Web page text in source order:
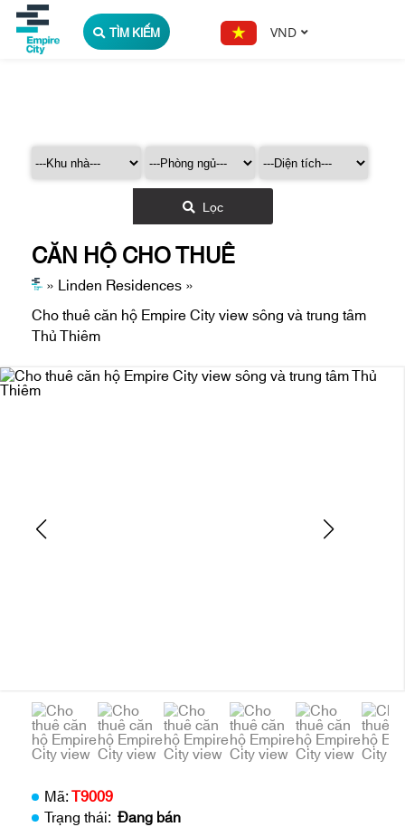
TÌM KIẾM VND
Lọc
CĂN HỘ CHO THUÊ
» Linden Residences »
Cho thuê căn hộ Empire City view sông và trung tâm
Thủ Thiêm
Mã:T9009
Trạng thái:Đang bán